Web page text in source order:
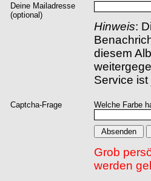
Deine Mailadresse
(optional)
Hinweis:
diesem
Service
Captcha-Frage Welche Farbe
Grob
werden